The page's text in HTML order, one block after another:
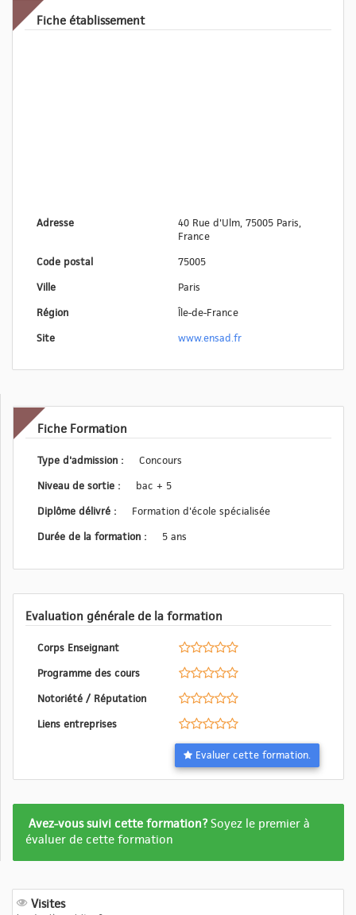
Fiche établissement
Adresse
40 Rue d'Ulm, 75005 Paris,
France
Code postal
75005
Ville
Paris
Région
Île-de-France
Site
www.ensad.fr
Fiche Formation
Type d'admission :
Concours
Niveau de sortie :
bac + 5
Diplôme délivré :
Formation d'école spécialisée
Durée de la formation :
5 ans
Evaluation générale de la formation
Corps Enseignant
Programme des cours
Notoriété / Réputation
Liens entreprises
Evaluer cette formation.
Formation
pas
Avez-vous suivi cette formation?Soyez le premier à
évaluer de cette formation
Visites